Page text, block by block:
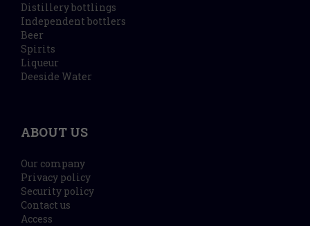
Distillery bottlings
Independent bottlers
Beer
Spirits
Liqueur
Deeside Water
ABOUT US
Our company
Privacy policy
Security policy
Contact us
Access